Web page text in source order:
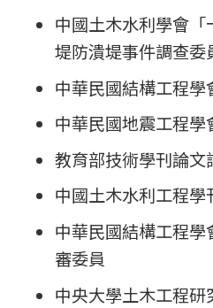
中國土木水利學會
堤防潰堤事件調查委
中華民國結構工程學
中華民國地震工程學
教育部技術學刊論文
中國土木水利工程學
中華民國結構工程
審委員
中央大學土木工程